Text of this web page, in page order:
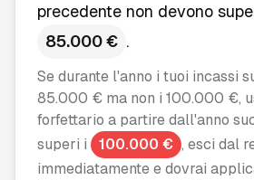
precedente non devono
85.000 € .
Se durante l'anno i tuoi incassi
85.000 € ma non i 100.000 €,
forfettario a partire dall'anno
superi i
100.000 € , esci dal
immediatamente e dovrai